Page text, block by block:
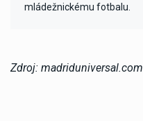
mládežnickému fotbalu.
Zdroj: madriduniversal.com